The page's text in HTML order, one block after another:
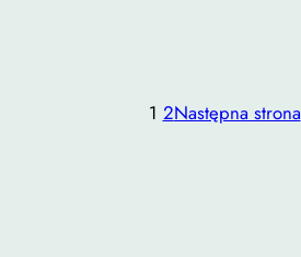
1 2Następna strona